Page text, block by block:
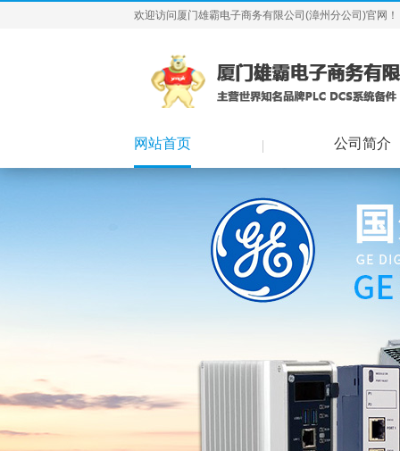
欢迎访问厦门雄霸电子商务有限公司(漳州分公司)官网！
网站首页 公司简介